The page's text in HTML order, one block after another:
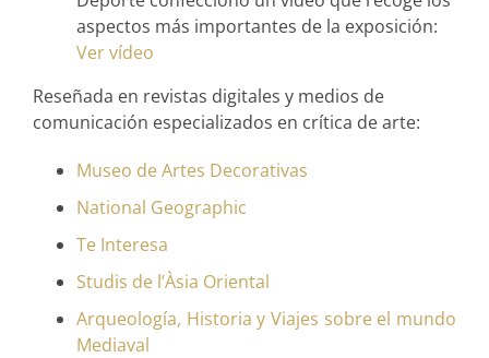
aspectos más importantes de la exposición:
Ver vídeo
Reseñada en revistas digitales y medios de
comunicación especializados en crítica de arte:
Museo de Artes Decorativas
National Geographic
Te Interesa
Studis de l’Àsia Oriental
Arqueología, Historia y Viajes sobre el mundo
Mediaval